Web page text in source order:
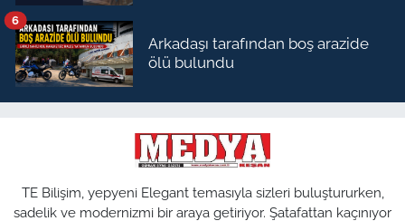
Arkadaşı tarafından boş arazide
ölü bulundu
6
TE Bilişim, yepyeni Elegant temasıyla sizleri buluştururken,
sadelik ve modernizmi bir araya getiriyor. Şatafattan kaçınıyor